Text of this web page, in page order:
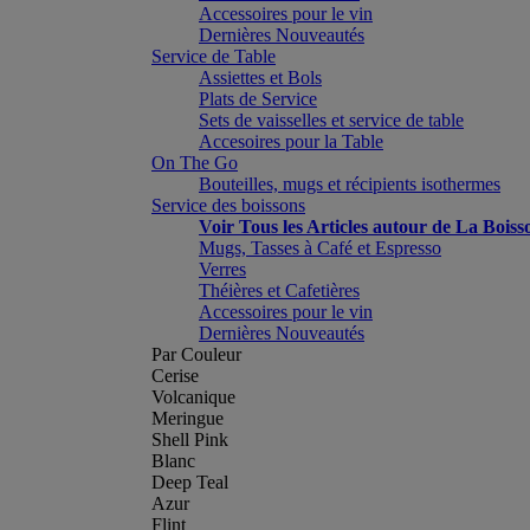
Accessoires pour le vin
Dernières Nouveautés
Service de Table
Assiettes et Bols
Plats de Service
Sets de vaisselles et service de table
Accesoires pour la Table
On The Go
Bouteilles, mugs et récipients isothermes
Service des boissons
Voir Tous les Articles autour de La
Mugs, Tasses à Café et Espresso
Verres
Théières et Cafetières
Accessoires pour le vin
Dernières Nouveautés
Par Couleur
Cerise
Volcanique
Meringue
Shell Pink
Blanc
Deep Teal
Azur
Flint